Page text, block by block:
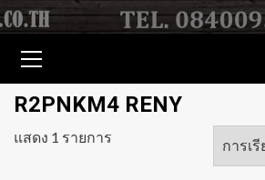
Menu
R2PNKM4 RENY
แสดง 1 รายการ